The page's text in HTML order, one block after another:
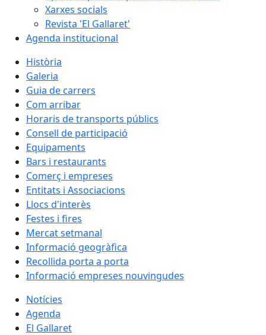
Xarxes socials
Revista 'El Gallaret'
Agenda institucional
Història
Galeria
Guia de carrers
Com arribar
Horaris de transports públics
Consell de participació
Equipaments
Bars i restaurants
Comerç i empreses
Entitats i Associacions
Llocs d'interès
Festes i fires
Mercat setmanal
Informació geogràfica
Recollida porta a porta
Informació empreses nouvingudes
Notícies
Agenda
El Gallaret